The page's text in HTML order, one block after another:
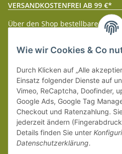
VERSANDKOSTENFREI AB 99 €*
Über den Shop bestellbare
wir innerhalb Deutschland
versandkostenfrei.
Weitere Versanddetails
und Zahlungsbedingungen.
Wie wir Cookies & Co
Durch Klicken auf „Alle
Einsatz folgender Dienste auf
Vimeo, ReCaptcha, Doofinder,
Google Ads, Google Tag
Checkout und Ratenzahlung.
jederzeit ändern
Details finden Sie unter
Datenschutzerklärung.